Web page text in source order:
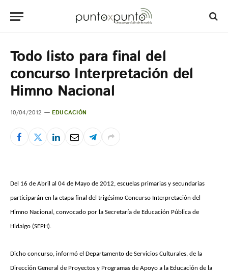
Todo listo para final del
concurso Interpretación del
Himno Nacional
10/04/2012 EDUCACIÓN
Del 16 de Abril al 04 de Mayo de 2012, escuelas primarias y secundarias
participarán en la etapa final del trigésimo Concurso Interpretación del
Himno Nacional, convocado por la Secretaría de Educación Pública de
Hidalgo (SEPH).
Dicho concurso, informó el Departamento de Servicios Culturales, de la
Dirección General de Proyectos y Programas de Apoyo a la Educación de la